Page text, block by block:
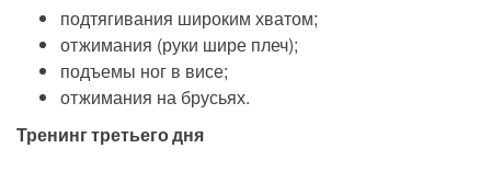
подтягивания широким хватом;
отжимания (руки шире плеч);
подъемы ног в висе;
отжимания на брусьях.
Тренинг третьего дня